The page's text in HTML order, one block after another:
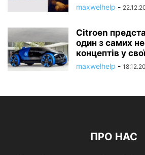
maxwelhelp -
Citroen
один з самих
концептів у
maxwelhelp -
ПРО НАС